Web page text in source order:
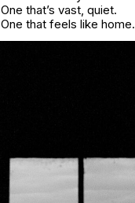
One that’s vast, quiet.
One that feels like home.